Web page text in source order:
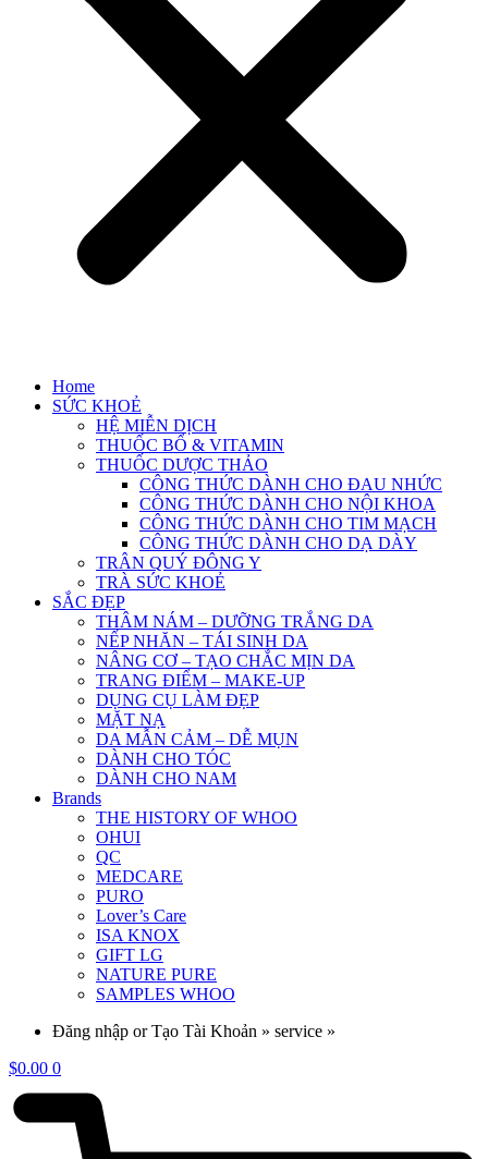
Home
SỨC KHOẺ
HỆ MIỄN DỊCH
THUỐC BỔ & VITAMIN
THUỐC DƯỢC THẢO
CÔNG THỨC DÀNH CHO ĐAU NHỨC
CÔNG THỨC DÀNH CHO NỘI KHOA
CÔNG THỨC DÀNH CHO TIM MẠCH
CÔNG THỨC DÀNH CHO DẠ DÀY
TRÂN QUÝ ĐÔNG Y
TRÀ SỨC KHOẺ
SẮC ĐẸP
THÂM NÁM – DƯỠNG TRẮNG DA
NẾP NHĂN – TÁI SINH DA
NÂNG CƠ – TẠO CHẮC MỊN DA
TRANG ĐIỂM – MAKE-UP
DỤNG CỤ LÀM ĐẸP
MẶT NẠ
DA MẪN CẢM – DỄ MỤN
DÀNH CHO TÓC
DÀNH CHO NAM
Brands
THE HISTORY OF WHOO
OHUI
QC
MEDCARE
PURO
Lover’s Care
ISA KNOX
GIFT LG
NATURE PURE
SAMPLES WHOO
Đăng nhập or Tạo Tài Khoản » service »
$0.00 0